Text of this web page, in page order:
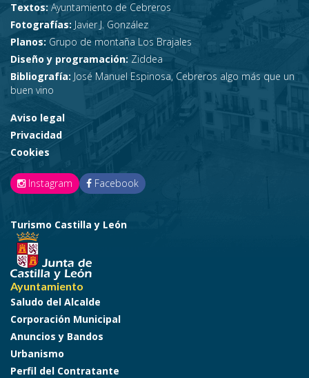
Textos: Ayuntamiento de Cebreros
Fotografías: Javier J. González
Planos: Grupo de montaña Los Brajales
Diseño y programación: Ziddea
Bibliografía: José Manuel Espinosa, Cebreros algo más que un
buen vino
Aviso legal
Privacidad
Cookies
Instagram Facebook
Turismo Castilla y León
Ayuntamiento
Saludo del Alcalde
Corporación Municipal
Anuncios y Bandos
Urbanismo
Perfil del Contratante